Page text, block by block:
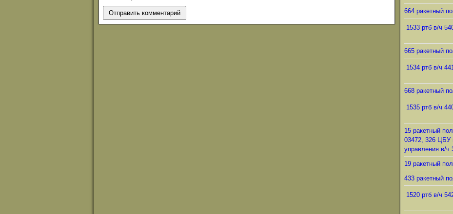
664 ракетный
1533 ртб в/ч
665 ракетный
1534 ртб в/ч
668 ракетный
1535 ртб в/ч
15 ракетный
03472, 326 ЦБУ
управления в/ч
19 ракетный
433 ракетный
1520 ртб в/ч